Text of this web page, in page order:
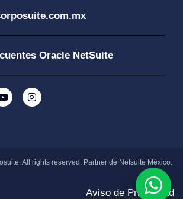
Oracle NetSuite
All rights reserved. Partner de Netsuite México.
Aviso de Privacidad